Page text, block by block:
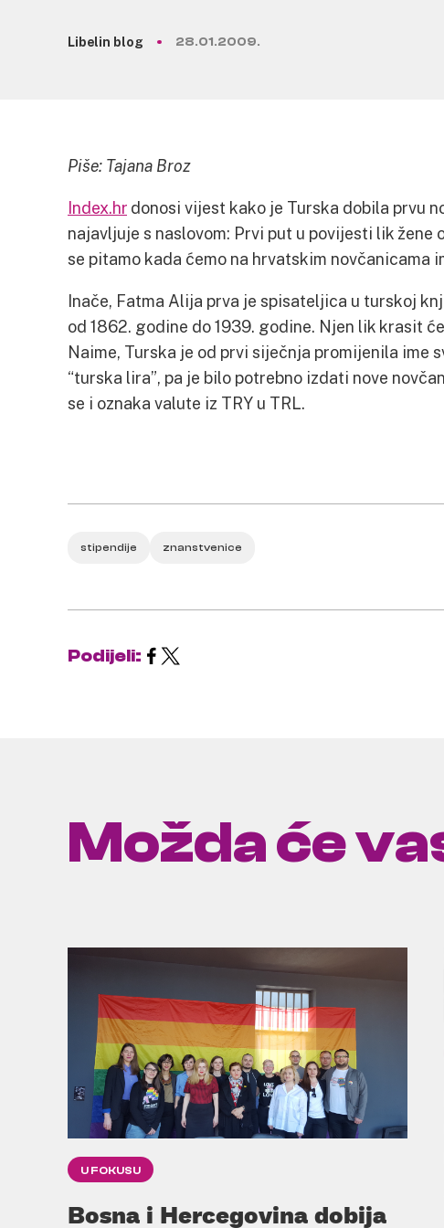
Libelin blog 28.01.2009.
Piše: Tajana Broz
Index.hr donosi vijest kako je Turska dobila prvu
najavljuje s naslovom: Prvi put u povijesti lik
se pitamo kada ćemo na hrvatskim novčanicama
Inače, Fatma Alija prva je spisateljica u turskoj
od 1862. godine do 1939. godine. Njen lik krasit
Naime, Turska je od prvi siječnja promijenila ime
“turska lira”, pa je bilo potrebno izdati nove
se i oznaka valute iz TRY u TRL.
stipendije znanstvenice
Podijeli:
Možda će
U FOKUSU
Bosna i Hercegovina dobija